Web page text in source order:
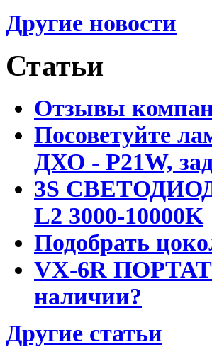
Другие новости
Статьи
Отзывы
Посоветуйте
ДХО - P21W,
3S
L2 3000-10000K
Подобрать
VX-6R
наличии?
Другие статьи